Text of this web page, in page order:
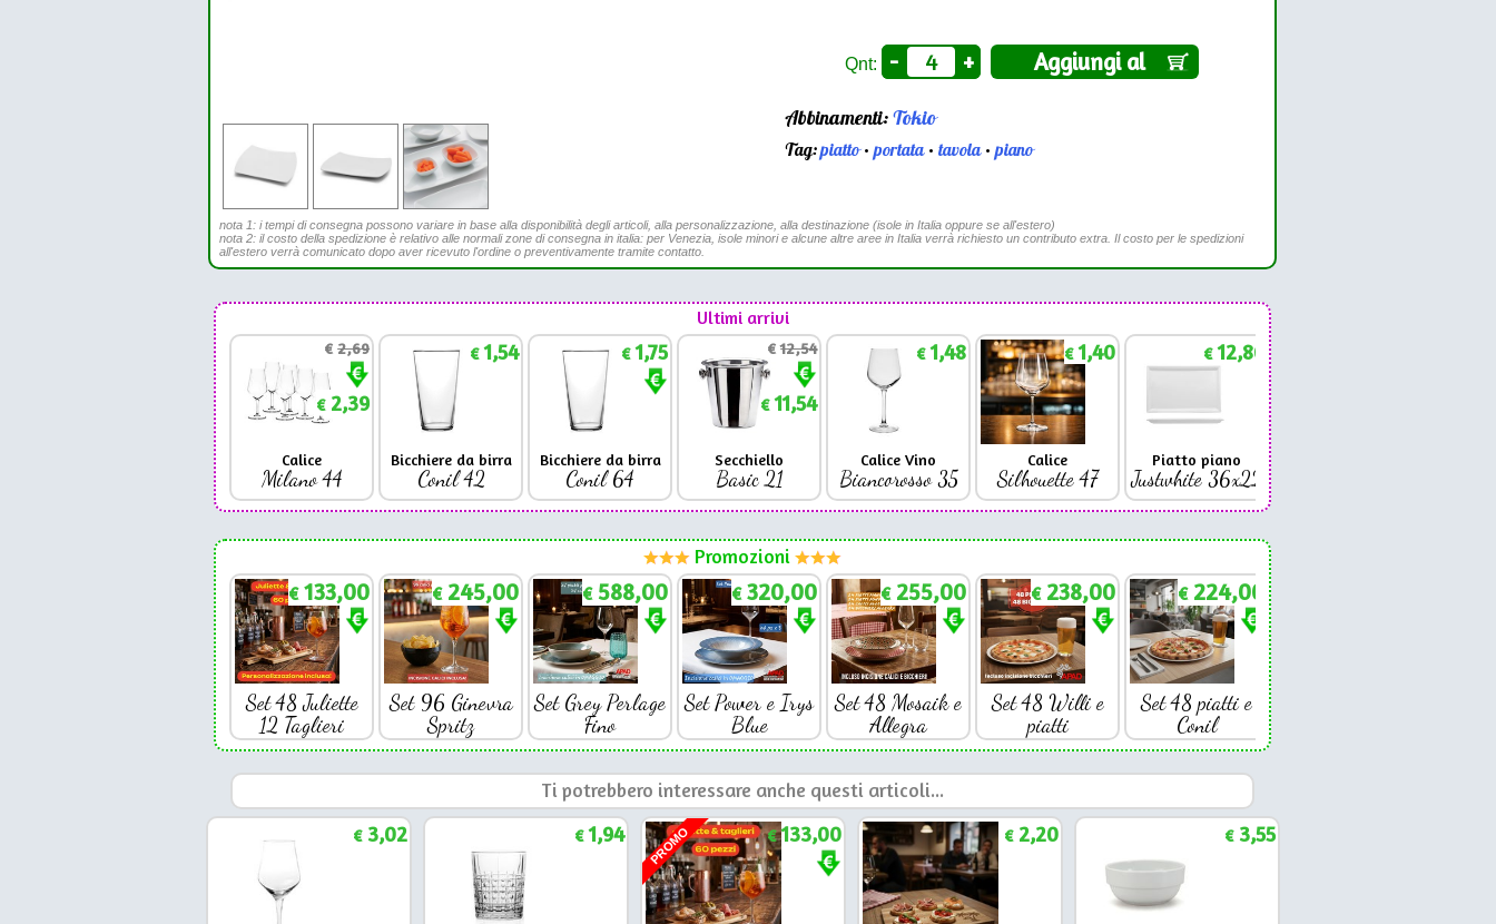
Qnt: - + Aggiungi al
Abbinamenti:Tokio
Tag:piatto•portata• tavola•piano
nota 1: i tempi di consegna possono variare in base alla disponibilità degli articoli, alla personalizzazione, alla destinazione (isole in Italia oppure se all'estero)
nota 2: il costo della spedizione è relativo alle normali zone di consegna in italia: per Venezia, isole minori e alcune altre aree in Italia verrà richiesto un contributo extra. Il costo per le spedizioni
all'estero verrà comunicato dopo aver ricevuto l'ordine o preventivamente tramite contatto.
Ultimi arrivi
€2,69
€2,39
Calice
Milano 44
€1,54
Bicchiere da birra
Conil 42
€1,75
Bicchiere da birra
Conil 64
€12,54
€11,54
Secchiello
Basic 21
€1,48
Calice Vino
Biancorosso 35
€1,40
Calice
Silhouette 47
€12,86
Piatto piano
Justwhite 36x22
Promozioni
€133,00
Set 48 Juliette
12 Taglieri
€245,00
Set 96 Ginevra
Spritz
€588,00
Set Grey Perlage
Fino
€320,00
Set Power e Irys
Blue
€255,00
Set 48 Mosaik e
Allegra
€238,00
Set 48 Willi e
piatti
€224,00
Set 48 piatti e
Conil
Ti potrebbero interessare anche questi articoli...
€3,02 €1,94 PROMO €133,00 €2,20 €3,55